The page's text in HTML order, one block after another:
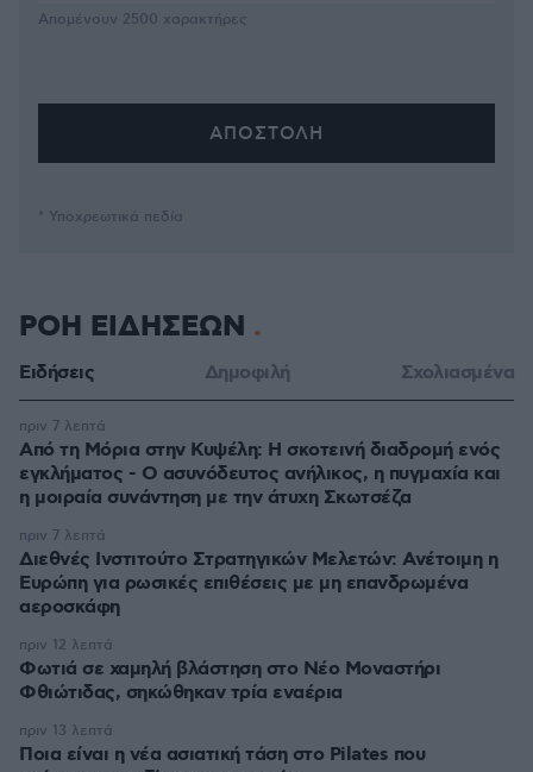
Απομένουν 2500 χαρακτήρες
* Υποχρεωτικά πεδία
ΡΟΗ ΕΙΔΗΣΕΩΝ
Ειδήσεις Δημοφιλή Σχολιασμένα
Από τη Μόρια στην Κυψέλη: Η σκοτεινή διαδρομή ενός
εγκλήματος - Ο ασυνόδευτος ανήλικος, η πυγμαχία και
η μοιραία συνάντηση με την άτυχη Σκωτσέζα
πριν 7 λεπτά
Διεθνές Ινστιτούτο Στρατηγικών Μελετών: Ανέτοιμη η
Ευρώπη για ρωσικές επιθέσεις με μη επανδρωμένα
αεροσκάφη
πριν 7 λεπτά
Φωτιά σε χαμηλή βλάστηση στο Νέο Μοναστήρι
Φθιώτιδας, σηκώθηκαν τρία εναέρια
πριν 12 λεπτά
Ποια είναι η νέα ασιατική τάση στο Pilates που
πριν 13 λεπτά